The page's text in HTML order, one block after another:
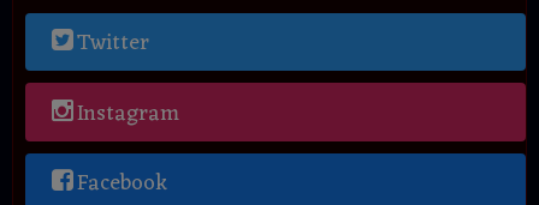
Twitter
Instagram
Facebook